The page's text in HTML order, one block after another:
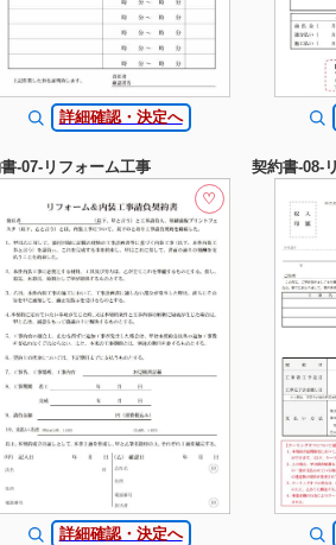
詳細確認・決定へ
-07-リフォーム工事
♡
詳細確認・決定へ
契約書-08-